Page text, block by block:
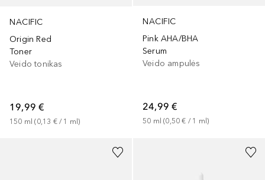
NACIFIC
Origin Red
Toner
Veido tonikas
19,99 €
150 ml (0,13 € / 1 ml)
NACIFIC
Pink AHA/BHA
Serum
Veido ampulės
24,99 €
50 ml (0,50 € / 1 ml)